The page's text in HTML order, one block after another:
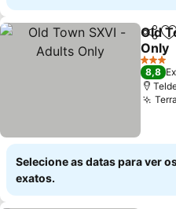
Old
Only
3
8,8
Selecione as datas para ver
exatos.